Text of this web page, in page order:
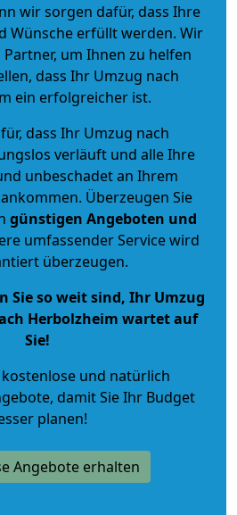
wir sorgen dafür, dass Ihre
Wünsche erfüllt werden. Wir
um Ihnen zu helfen
dass Ihr Umzug nach
ein erfolgreicher ist.
dass Ihr Umzug nach
verläuft und alle Ihre
unbeschadet an Ihrem
Überzeugen Sie
günstigen Angeboten und
umfassender Service wird
überzeugen.
Sie so weit sind, Ihr Umzug
Herbolzheim wartet auf
Sie!
kostenlose und natürlich
, damit Sie Ihr Budget
planen!
Angebote erhalten